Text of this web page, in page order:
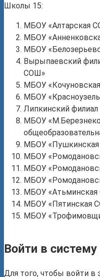
Школы 15:
МБОУ «Алтарская
МБОУ
МБОУ
Вырыпаевский
СОШ»
МБОУ
МБОУ
Липкинский
МБОУ
МБОУ
МБОУ
МБОУ
МБОУ
МБОУ
МБОУ «Пятинская
МБОУ
Войти в систему
Для того, чтобы войти в